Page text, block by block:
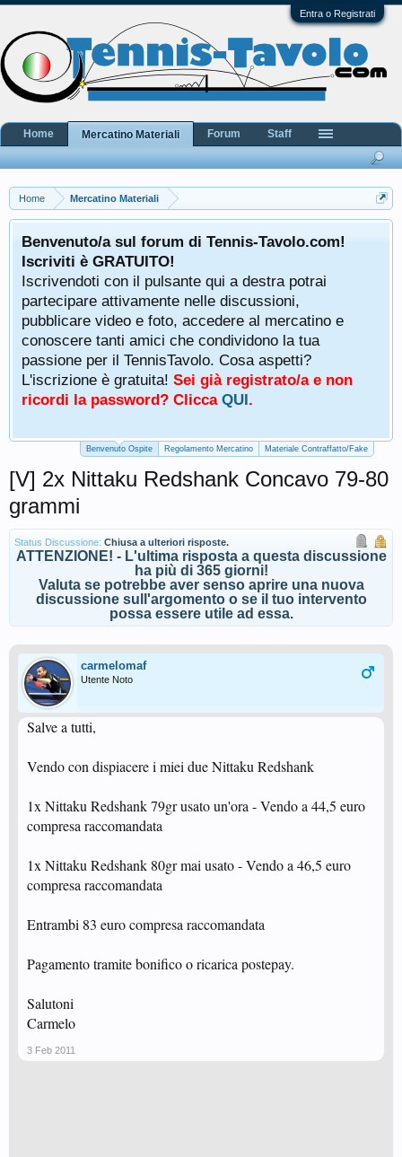
Entra o Registrati
Home Mercatino Materiali
Benvenuto/a sul forum di Tennis-Tavolo.com!
Iscriviti è GRATUITO!
Iscrivendoti con il pulsante qui a destra potrai
partecipare attivamente nelle discussioni,
pubblicare video e foto, accedere al mercatino e
conoscere tanti amici che condividono la tua
passione per il TennisTavolo. Cosa aspetti?
L'iscrizione è gratuita! Sei già registrato/a e non
ricordi la password? Clicca QUI.
Benvenuto Ospite Regolamento Mercatino Materiale Contraffatto/Fake
[V] 2x Nittaku Redshank Concavo 79-80
grammi
Status Discussione: Chiusa a ulteriori risposte.
ATTENZIONE! - L'ultima risposta a questa discussione
ha più di 365 giorni!
Valuta se potrebbe aver senso aprire una nuova
discussione sull'argomento o se il tuo intervento
possa essere utile ad essa.
carmelomaf
Utente Noto
Salve a tutti,
Vendo con dispiacere i miei due Nittaku Redshank
1x Nittaku Redshank 79gr usato un'ora - Vendo a 44,5 euro
compresa raccomandata
1x Nittaku Redshank 80gr mai usato - Vendo a 46,5 euro
compresa raccomandata
Entrambi 83 euro compresa raccomandata
Pagamento tramite bonifico o ricarica postepay.
Salutoni
Carmelo
3 Feb 2011
Home Mercatino Materiali Forum Staff